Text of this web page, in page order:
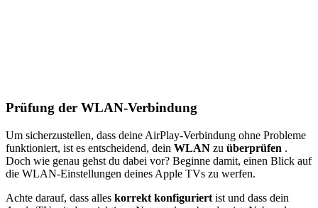
Prüfung der WLAN-Verbindung
Um sicherzustellen, dass deine AirPlay-Verbindung ohne Probleme
funktioniert, ist es entscheidend, dein WLAN zu überprüfen .
Doch wie genau gehst du dabei vor? Beginne damit, einen Blick auf
die WLAN-Einstellungen deines Apple TVs zu werfen.
Achte darauf, dass alles korrekt konfiguriert ist und dass dein